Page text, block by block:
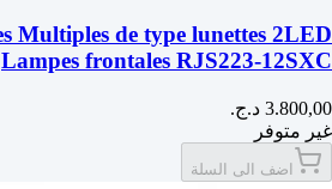
Multiples de type lunettes 2LED
Lampes frontales RJS223-12SXC
غير متوفر
اضف الى السلة